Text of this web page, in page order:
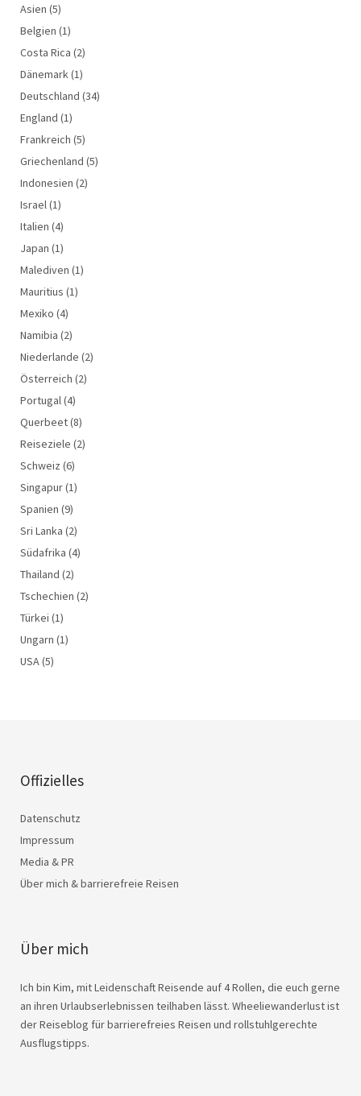
Asien (5)
Belgien (1)
Costa Rica (2)
Dänemark(1)
Deutschland (34)
England (1)
Frankreich (5)
Griechenland (5)
Indonesien (2)
Israel(1)
Italien (4)
Japan (1)
Malediven (1)
Mauritius (1)
Mexiko (4)
Namibia (2)
Niederlande (2)
Österreich (2)
Portugal(4)
Querbeet(8)
Reiseziele (2)
Schweiz (6)
Singapur(1)
Spanien (9)
Sri Lanka (2)
Südafrika (4)
Thailand (2)
Tschechien (2)
Türkei (1)
Ungarn (1)
USA(5)
Offizielles
Datenschutz
Impressum
Media & PR
Über mich & barrierefreie Reisen
Über mich
Ich bin Kim, mit Leidenschaft Reisende auf 4 Rollen, die euch gerne
an ihren Urlaubserlebnissen teilhaben lässt. Wheeliewanderlust ist
der Reiseblog für barrierefreies Reisen und rollstuhlgerechte
Ausflugstipps.